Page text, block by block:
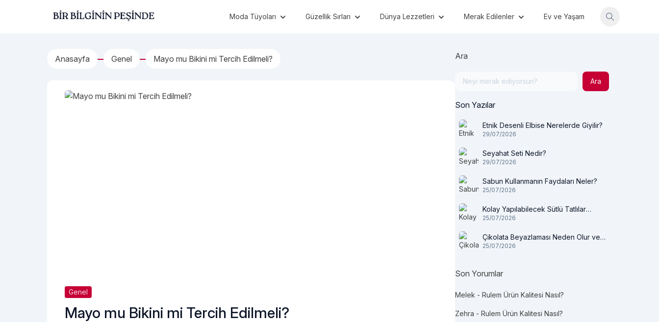
Bir Bilginin Peşinde! Moda Tüyoları Güzellik Sırları Dünya Lezzetleri Merak Edilenler Ev ve Yaşam
Anasayfa Genel Mayo mu Bikini mi Tercih Edilmeli?
Genel
Mayo mu Bikini mi Tercih Edilmeli?
Ara
Ara
Son Yazılar
Etnik Desenli Elbise Nerelerde Giyilir?
29/07/2026
Seyahat Seti Nedir?
29/07/2026
Sabun Kullanmanın Faydaları Neler?
25/07/2026
Kolay Yapılabilecek Sütlü Tatlılar
Nelerdir?
25/07/2026
Çikolata Beyazlaması Neden Olur ve
Tüketilir mi?
25/07/2026
Son Yorumlar
Melek - Rulem Ürün Kalitesi Nasıl?
Zehra - Rulem Ürün Kalitesi Nasıl?